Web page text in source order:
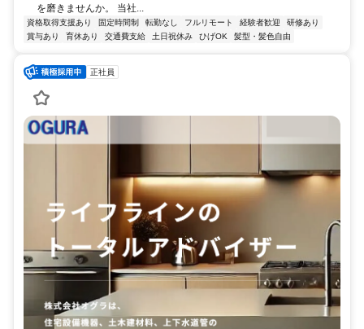
を磨きませんか。 当社...
資格取得支援あり 固定時間制 転勤なし フルリモート 経験者歓迎
研修あり
賞与あり
育休あり 交通費支給 土日祝休み ひげOK 髪型・髪色自由
正社員